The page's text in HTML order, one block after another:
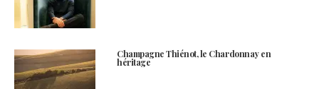
Champagne Thiénot, le Chardonnay en
héritage